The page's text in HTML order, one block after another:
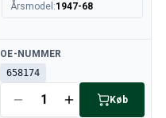
Årsmodel :1947-68
Tilgængelig
OE-NUMMER
658174
Køb